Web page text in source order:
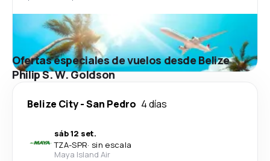
Ofertas especiales de vuelos desde Belize
Philip S. W. Goldson
Belize City-San Pedro 4 días
sáb 12 set.
TZA-SPR· sin escala
Maya Island Air